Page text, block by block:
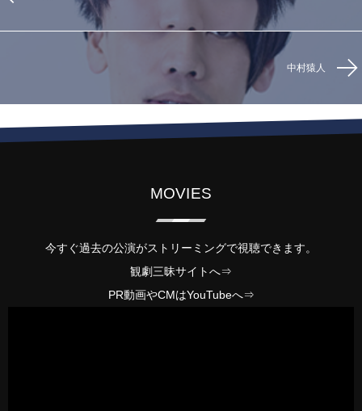
​中村猿人
MOVIES
今すぐ過去の公演がストリーミングで視聴できます。
観劇三昧サイトへ⇒
PR動画やCMはYouTubeへ⇒